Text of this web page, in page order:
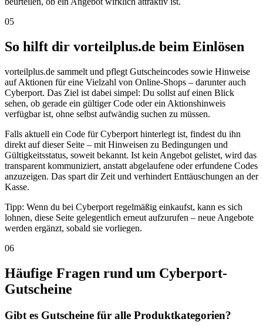
05
So hilft dir vorteilplus.de beim Einlösen
vorteilplus.de sammelt und pflegt Gutscheincodes sowie Hinweise
auf Aktionen für eine Vielzahl von Online-Shops – darunter auch
Cyberport. Das Ziel ist dabei simpel: Du sollst auf einen Blick
sehen, ob gerade ein gültiger Code oder ein Aktionshinweis
verfügbar ist, ohne selbst aufwändig suchen zu müssen.
Falls aktuell ein Code für Cyberport hinterlegt ist, findest du ihn
direkt auf dieser Seite – mit Hinweisen zu Bedingungen und
Gültigkeitsstatus, soweit bekannt. Ist kein Angebot gelistet, wird das
transparent kommuniziert, anstatt abgelaufene oder erfundene Codes
anzuzeigen. Das spart dir Zeit und verhindert Enttäuschungen an der
Kasse.
Tipp: Wenn du bei Cyberport regelmäßig einkaufst, kann es sich
lohnen, diese Seite gelegentlich erneut aufzurufen – neue Angebote
werden ergänzt, sobald sie vorliegen.
06
Häufige Fragen rund um Cyberport-
Gutscheine
Gibt es Gutscheine für alle Produktkategorien?